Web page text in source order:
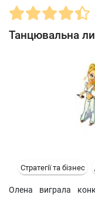
Танцювальна
Стратегії та бізнес
Олена виграла